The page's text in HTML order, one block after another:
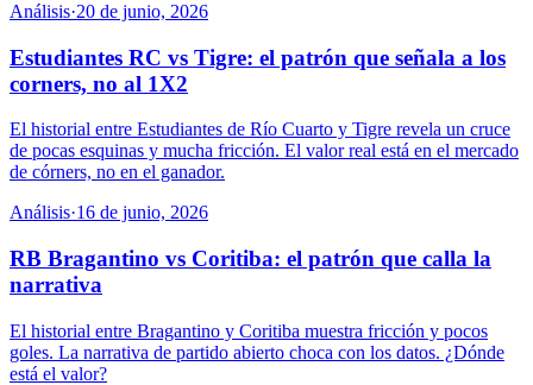
Análisis·20 de junio, 2026
Estudiantes RC vs Tigre: el patrón que señala a los
corners, no al 1X2
El historial entre Estudiantes de Río Cuarto y Tigre revela un cruce
de pocas esquinas y mucha fricción. El valor real está en el mercado
de córners, no en el ganador.
Análisis·16 de junio, 2026
RB Bragantino vs Coritiba: el patrón que calla la
narrativa
El historial entre Bragantino y Coritiba muestra fricción y pocos
goles. La narrativa de partido abierto choca con los datos. ¿Dónde
está el valor?